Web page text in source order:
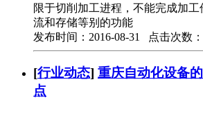
限于切削加工进程，不能完成加
流和存储等别的功能
发布时间：2016-08-31 点击次数
[行业动态] 重庆自动化设备
点